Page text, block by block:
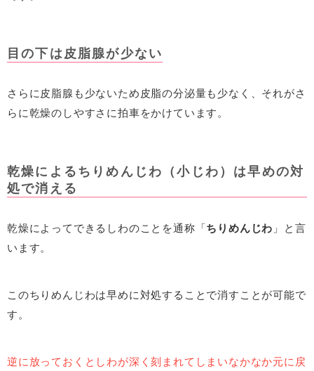
目の下は皮脂腺が少ない
さらに皮脂腺も少ないため皮脂の分泌量も少なく、それがさ
らに乾燥のしやすさに拍車をかけています。
乾燥によるちりめんじわ（小じわ）は早めの対
処で消える
乾燥によってできるしわのことを通称「ちりめんじわ 」と言
います。
このちりめんじわは早めに対処することで消すことが可能で
す。
逆に放っておくとしわが深く刻まれてしまいなかなか元に戻